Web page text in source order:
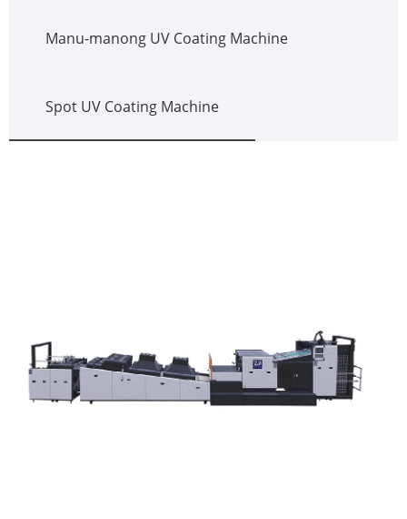
Manu-manong UV Coating Machine
Spot UV Coating Machine